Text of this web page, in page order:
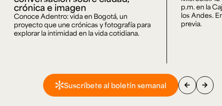
crónica e imagen
Conoce Adentro: vida en Bogotá, un
proyecto que une crónicas y fotografía para
explorar la intimidad en la vida cotidiana.
p.m. en la
los Andes.
previa.
Suscríbete al boletín semanal arrow_back arrow_forward